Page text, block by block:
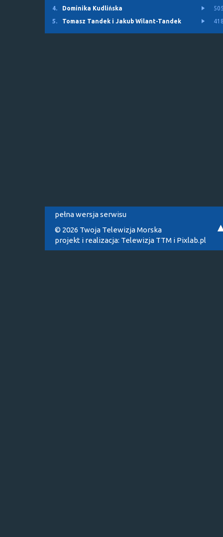
4.
Dominika Kudlińska
5.
Tomasz Tandek i Jakub Wilant-Tandek
pełna wersja serwisu
© 2026 Twoja Telewizja Morska
projekt i realizacja: Telewizja TTM i Pixlab.pl